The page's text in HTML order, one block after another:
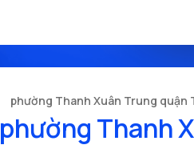
phường Thanh Xuân Trung quận
phường Thanh